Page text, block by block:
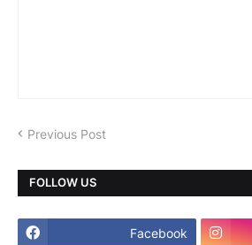
Previous Post
FOLLOW US
Facebook